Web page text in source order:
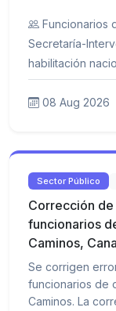
Funcionarios
Secretaría-
habilitación
08 Aug 2026
Sector Público
Corrección
funcionarios
Caminos,
Se corrigen
funcionarios de
Caminos. La